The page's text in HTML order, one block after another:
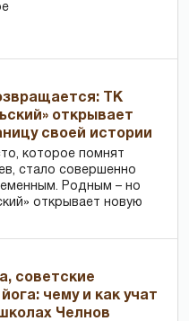
ТК
открывает
своей истории
которое помнят
стало совершенно
Родным – но
открывает новую
советские
чему и как учат
Челнов